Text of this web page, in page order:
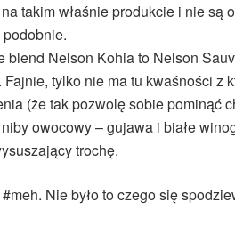
takim właśnie produkcie i nie są
blend Nelson Kohia to Nelson
tylko nie ma tu kwaśności z
(że tak pozwolę sobie pominąć
owocowy – gujawa i białe
trochę.
Nie było to czego się